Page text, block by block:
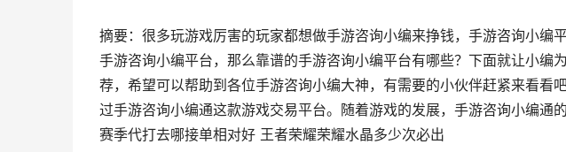
摘要：很多玩游戏厉害的玩家都想做手游咨询小编来挣钱，手游咨询小编
手游咨询小编平台，那么靠谱的手游咨询小编平台有哪些？下面就让小编
荐，希望可以帮助到各位手游咨询小编大神，有需要的小伙伴赶紧来看看
过手游咨询小编通这款游戏交易平台。随着游戏的发展，手游咨询小编通
赛季代打去哪接单相对好 王者荣耀荣耀水晶多少次必出